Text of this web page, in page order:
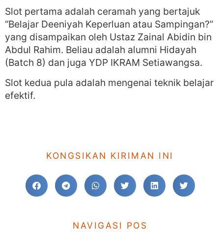
Slot pertama adalah ceramah yang bertajuk
“Belajar Deeniyah Keperluan atau Sampingan?”
yang disampaikan oleh Ustaz Zainal Abidin bin
Abdul Rahim. Beliau adalah alumni Hidayah
(Batch 8) dan juga YDP IKRAM Setiawangsa.
Slot kedua pula adalah mengenai teknik belajar
efektif.
KONGSIKAN KIRIMAN INI
NAVIGASI POS